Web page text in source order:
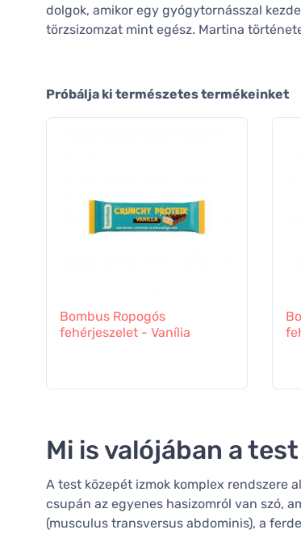
dolgok, amikor egy gyógytornásszal
törzsizomzat mint egész. Martina
Próbálja ki természetes termékeinket
Bombus Ropogós
fehérjeszelet - Vanília
Mi is valójában a
A test közepét izmok komplex rendszere
csupán az egyenes hasizomról van szó,
(musculus transversus abdominis), a